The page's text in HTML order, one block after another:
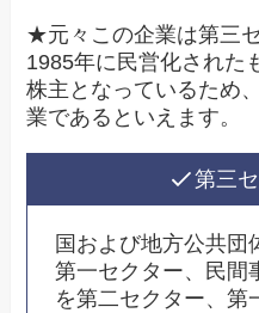
★元々この企業は第三
1985年に民営化された
株主となっているため
業であるといえます。
第三
国および地方公共団
第一セクター、民間
を第二セクター、第